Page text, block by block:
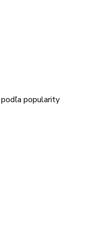
popularity